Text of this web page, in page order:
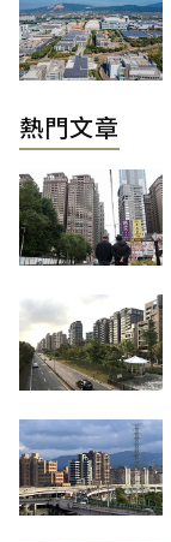
熱門文章